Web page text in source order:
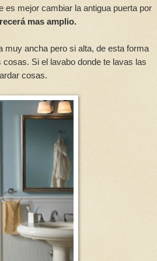
es mejor cambiar la antigua puerta por
mas amplio.
muy ancha pero si alta, de esta forma
Si el lavabo donde te lavas las
cosas.